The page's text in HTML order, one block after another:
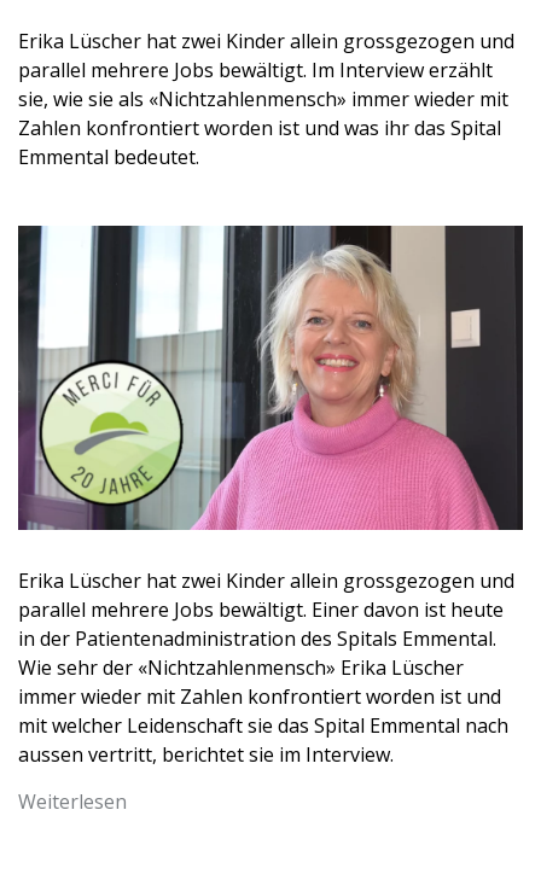
Erika Lüscher hat zwei Kinder allein grossgezogen und
parallel mehrere Jobs bewältigt. Im Interview erzählt
sie, wie sie als «Nichtzahlenmensch» immer wieder mit
Zahlen konfrontiert worden ist und was ihr das Spital
Emmental bedeutet.
Erika Lüscher hat zwei Kinder allein grossgezogen und
parallel mehrere Jobs bewältigt. Einer davon ist heute
in der Patientenadministration des Spitals Emmental.
Wie sehr der «Nichtzahlenmensch» Erika Lüscher
immer wieder mit Zahlen konfrontiert worden ist und
mit welcher Leidenschaft sie das Spital Emmental nach
aussen vertritt, berichtet sie im Interview.
Weiterlesen